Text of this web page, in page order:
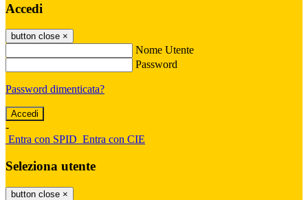
Accedi
button close ×
Nome Utente
Password
Password dimenticata?
-
Entra con SPID Entra con CIE
Seleziona utente
button close ×